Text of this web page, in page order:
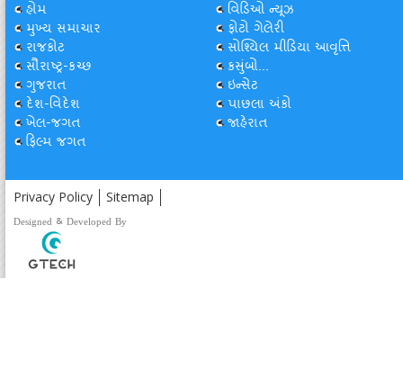
હોમ
મુખ્ય સમાચાર
રાજકોટ
સૌરાષ્ટ્ર-કચ્છ
ગુજરાત
દેશ-વિદેશ
ખેલ-જગત
ફિલ્મ જગત
વિડિઓ ન્યૂઝ
ફોટો ગેલેરી
સોશ્યિલ મીડિયા આવૃત્તિ
કસુંબો...
ઇન્સેટ
પાછલા અંકો
જાહેરાત
Privacy Policy Sitemap
Designed & Developed By